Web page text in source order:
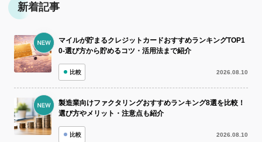
新着記事
マイルが貯まるクレジットカードおすすめランキングTOP1
0-選び方から貯めるコツ・活用法まで紹介
比較 2026.08.10
製造業向けファクタリングおすすめランキング8選を比較！
選び方やメリット・注意点も紹介
比較 2026.08.10